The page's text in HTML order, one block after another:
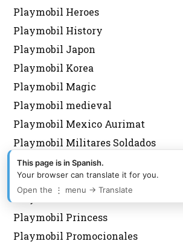
Playmobil Heroes
Playmobil History
Playmobil Japon
Playmobil Korea
Playmobil Magic
Playmobil medieval
Playmobil Mexico Aurimat
Playmobil Militares Soldados
Playmobil navidad
Playmobil Nordistas
Playmobil Personalizados Custom
Playmobil Princess
Playmobil Promocionales
This page is in Spanish.
Your browser can translate it for you.
Open the ⋮ menu → Translate